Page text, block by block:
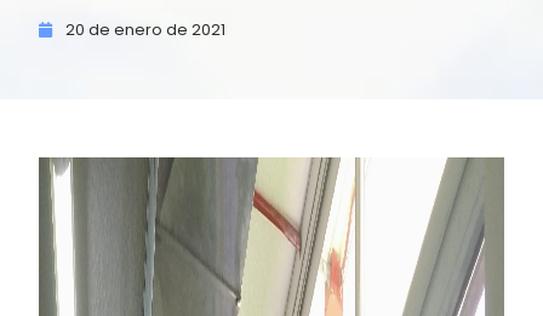
20 de enero de 2021